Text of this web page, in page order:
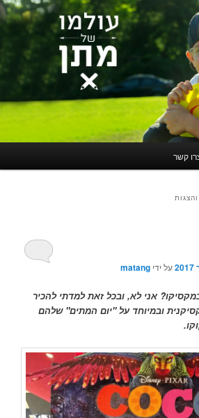
קשר
על ידיmatang
אני לא, ובכל זאת למדתי להכיר
ובמיוחד על "יום המתים" שלהם